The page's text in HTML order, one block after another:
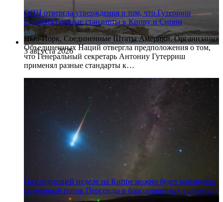
3 августа 2026
ООН отвергла утверждения о том, что Гутерриш
применял разные стандарты к Кипру и Сирии
Нью-Йорк, Соединенные Штаты Америки. Организация
Объединенных Наций отвергла предположения о том,
что Генеральный секретарь Антониу Гутерриш
применял разные стандарты к…
На следующей неделе на Кипре можно будет наблюдать
метеорный поток Персеиды в благоприятных условиях